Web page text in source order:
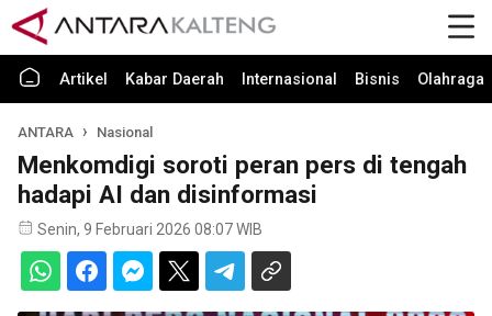
Artikel Kabar Daerah Internasional Bisnis Olahraga
ANTARA Nasional
Menkomdigi soroti peran pers di tengah
hadapi AI dan disinformasi
Senin, 9 Februari 2026 08:07 WIB